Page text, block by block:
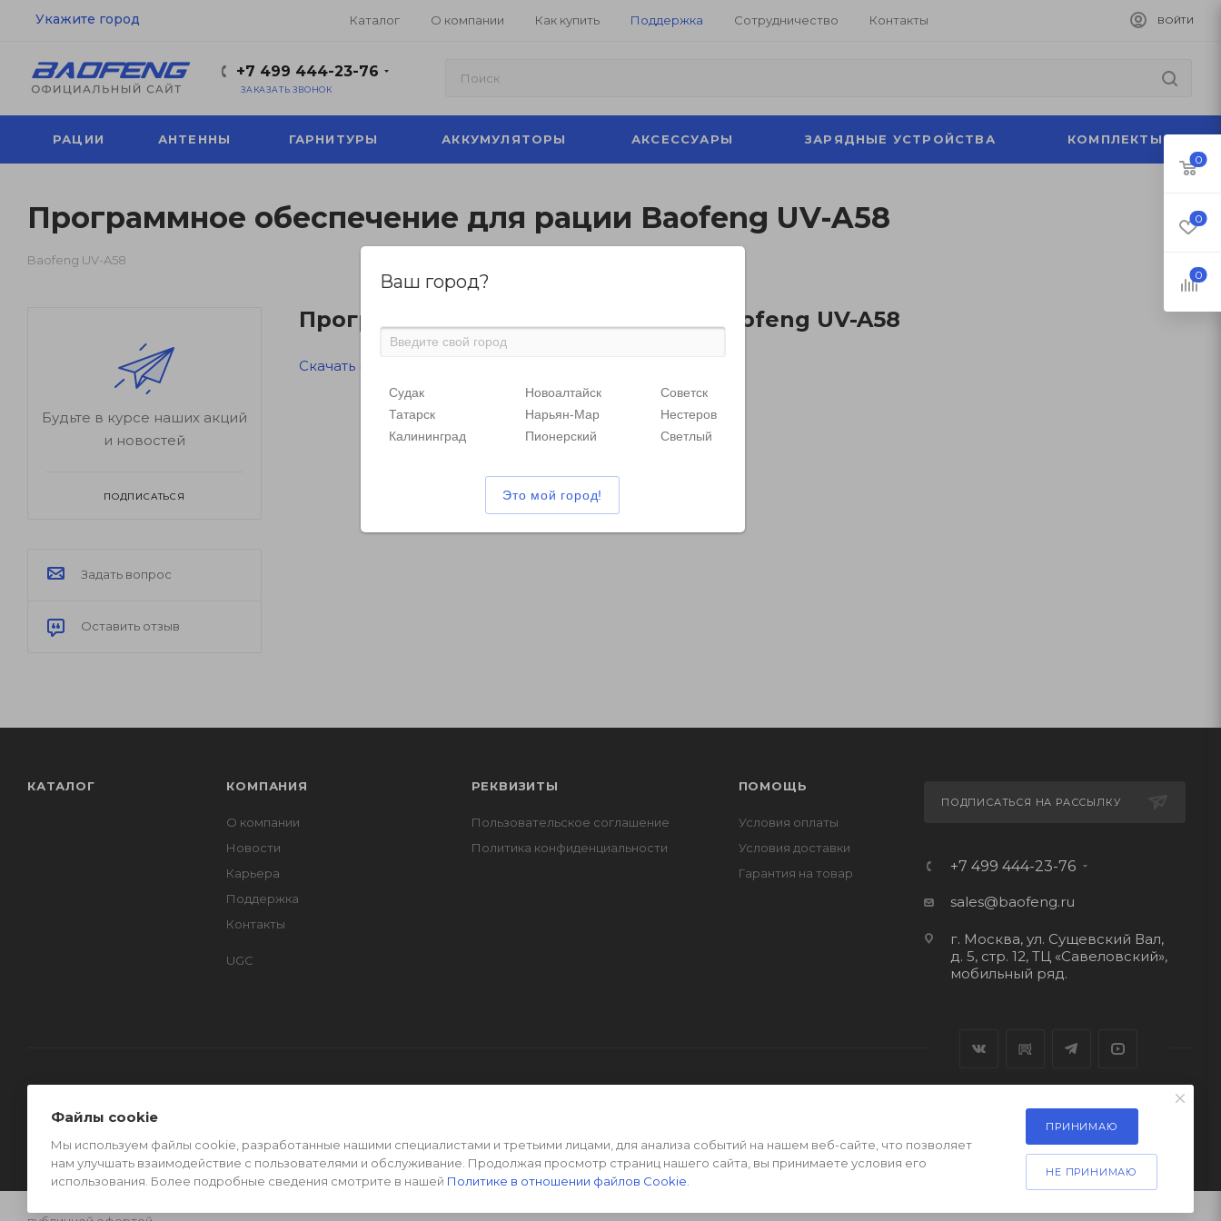
Укажите город
Ваш город?
Судак
Татарск
Калининград
Новоалтайск
Нарьян-Мар
Пионерский
Советск
Нестеров
Светлый
Каталог О компании Как купить Поддержка Сотрудничество Контакты ВОЙТИ
+7 499 444-23-76
ЗАКАЗАТЬ ЗВОНОК
РАЦИИ АНТЕННЫ ГАРНИТУРЫ АККУМУЛЯТОРЫ АКСЕССУАРЫ ЗАРЯДНЫЕ УСТРОЙСТВА КОМПЛЕКТЫ
Программное обеспечение для рации Baofeng UV-A58
Baofeng UV-A58
Программа для прошивки рации Baofeng UV-A58
Скачать программу для прошивки рации Baofeng UV-A58
Будьте в курсе наших акций
и новостей
ПОДПИСАТЬСЯ
Задать вопрос
Оставить отзыв
КАТАЛОГ КОМПАНИЯ
О компании
Новости
Карьера
Поддержка
Контакты
UGC
РЕКВИЗИТЫ
Пользовательское соглашение
Политика конфиденциальности
ПОМОЩЬ
Условия оплаты
Условия доставки
Гарантия на товар
ПОДПИСАТЬСЯ НА РАССЫЛКУ
+7 499 444-23-76
sales@baofeng.ru
г. Москва, ул. Сущевский Вал,
д. 5, стр. 12, ТЦ «Савеловский»,
мобильный ряд.
0
0
0
Файлы cookie
Мы используем файлы cookie, разработанные нашими специалистами и третьими лицами, для анализа событий на нашем веб-сайте, что позволяет
нам улучшать взаимодействие с пользователями и обслуживание. Продолжая просмотр страниц нашего сайта, вы принимаете условия его
использования. Более подробные сведения смотрите в нашей Политике в отношении файлов Cookie
ПРИНИМАЮ
НЕ ПРИНИМАЮ